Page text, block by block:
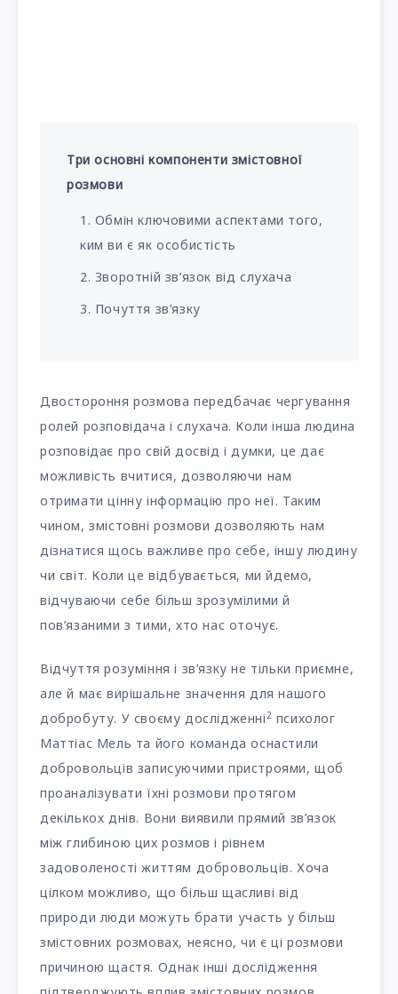
Три основні компоненти змістовної
розмови
Обмін ключовими аспектами того,
ким ви є як особистість
Зворотній зв’язок від слухача
Почуття зв’язку
Двостороння розмова передбачає чергування
ролей розповідача і слухача. Коли інша людина
розповідає про свій досвід і думки, це дає
можливість вчитися, дозволяючи нам
отримати цінну інформацію про неї. Таким
чином, змістовні розмови дозволяють нам
дізнатися щось важливе про себе, іншу людину
чи світ. Коли це відбувається, ми йдемо,
відчуваючи себе більш зрозумілими й
пов’язаними з тими, хто нас оточує.
Відчуття розуміння і зв’язку не тільки приємне,
але й має вирішальне значення для нашого
добробуту. У своєму дослідженні2 психолог
Маттіас Мель та його команда оснастили
добровольців записуючими пристроями, щоб
проаналізувати їхні розмови протягом
декількох днів. Вони виявили прямий зв’язок
між глибиною цих розмов і рівнем
задоволеності життям добровольців. Хоча
цілком можливо, що більш щасливі від
природи люди можуть брати участь у більш
змістовних розмовах, неясно, чи є ці розмови
причиною щастя. Однак інші дослідження